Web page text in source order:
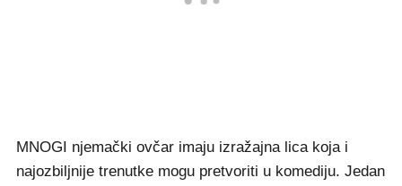
MNOGI njemački ovčar imaju izražajna lica koja i
najozbiljnije trenutke mogu pretvoriti u komediju. Jedan